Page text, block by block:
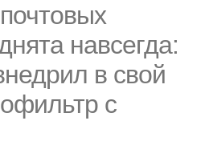
навсегда:
в свой
с